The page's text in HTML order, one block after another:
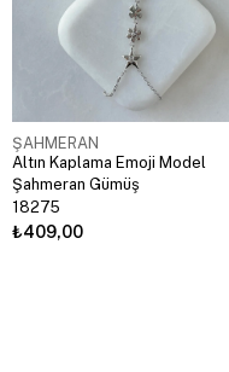
ŞAHMERAN
Altın Kaplama Emoji Model
Şahmeran Gümüş
18275
₺409,00